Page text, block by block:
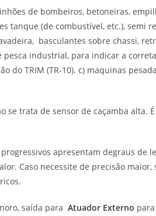
de bombeiros, betoneiras,
tanque (de combustível, etc.), semi
basculantes sobre chassi,
pesca industrial, para indicar a
do TRIM (TR-10). c) maquinas
se trata de sensor de caçamba alta.
apresentam degraus de
Caso necessite de precisão maior,
saída para Atuador Externo